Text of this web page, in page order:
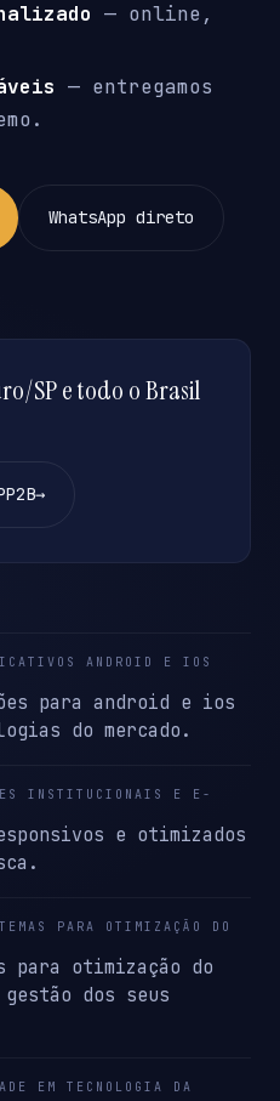
— online,
— entregamos
WhatsApp direto
SP e todo o Brasil
→
ANDROID E IOS
para android e ios
do mercado.
INSTITUCIONAIS E E-
e otimizados
PARA OTIMIZAÇÃO DO
para otimização do
dos seus
EM TECNOLOGIA DA